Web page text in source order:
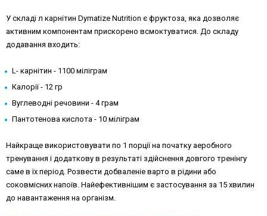
У складі л карнітин Dymatize Nutrition є фруктоза, яка дозволяє
активним компонентам прискорено всмоктуватися. До складу
додавання входить:
L- карнітин - 1100 міліграм
Калорії - 12 гр
Вуглеводні речовини - 4 грам
Пантотенова кислота - 10 міліграм
Найкраще використовувати по 1 порції на початку аеробного
тренування і додаткову в результаті здійснення довгого тренінгу
саме в їх період. Розвести добваленіе варто в рідини або
соковмісних напоїв. Найефективнішим є застосування за 15 хвилин
до навантаження на організм.